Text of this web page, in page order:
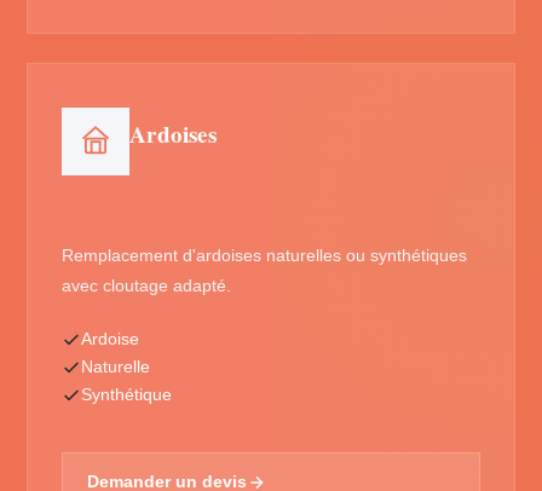
Ardoises
Remplacement d'ardoises naturelles ou synthétiques
avec cloutage adapté.
Ardoise
Naturelle
Synthétique
Demander un devis